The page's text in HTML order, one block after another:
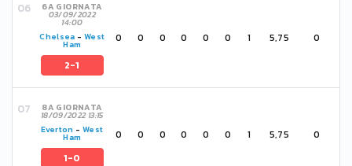
6A GIORNATA
03/09/2022
14:00
Chelsea - West
Ham
2-1
0 0 0 0 0 0 1 5,75 0
8A GIORNATA
18/09/2022 13:15
Everton - West
Ham
1-0
0 0 0 0 0 0 1 5,75 0